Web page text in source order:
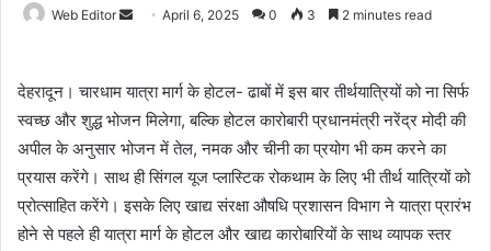
Web Editor
d
a
n
e
m
a
April 6, 2025 0 3 2 minutes read
देहरादून। चारधाम यात्रा मार्ग के होटल- ढाबों में इस बार तीर्थयात्रियों को ना सिर्फ
स्वच्छ और शुद्ध भोजन मिलेगा, बल्कि होटल कारोबारी प्रधानमंत्री नरेंद्र मोदी की
अपील के अनुसार भोजन में तेल, नमक और चीनी का प्रयोग भी कम करने का
प्रयास करेंगे। साथ ही सिंगल यूज प्लास्टिक रोकथाम के लिए भी तीर्थ यात्रियों को
प्रोत्साहित करेंगे। इसके लिए खाद्य संरक्षा औषधि प्रशासन विभाग ने यात्रा प्रारंभ
होने से पहले ही यात्रा मार्ग के होटल और खाद्य कारोबारियों के साथ व्यापक स्तर